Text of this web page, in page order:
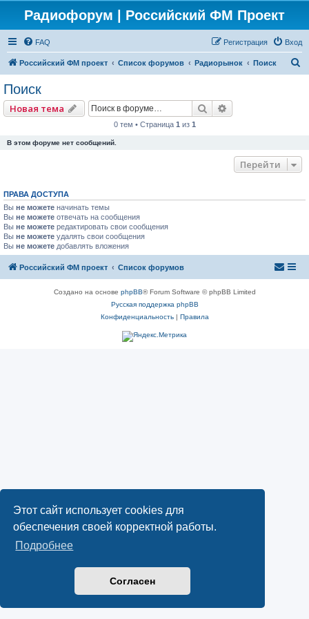
Этот сайт использует cookies для
обеспечения своей корректной работы.
Подробнее
Согласен
Радиофорум | Российский ФМ Проект
FAQ Вход
Регистрация
Российский ФМ проект Список форумов Радиорынок Поиск
Поиск
Новая тема Поиск
0 тем • Страница 1 из 1
В этом форуме нет сообщений.
Перейти
ПРАВА ДОСТУПА
Вы не можете начинать темы
Вы не можете отвечать на сообщения
Вы не можете редактировать свои сообщения
Вы не можете удалять свои сообщения
Вы не можете добавлять вложения
Российский ФМ проект Список форумов
Создано на основе phpBB® Forum Software © phpBB Limited
Русская поддержка phpBB
Конфиденциальность| Правила